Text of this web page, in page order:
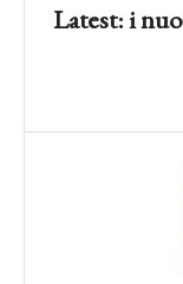
Latest: i